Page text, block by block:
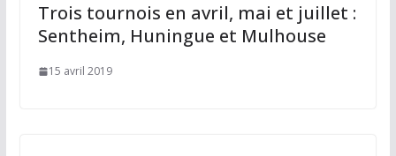
Trois tournois en avril, mai et juillet :
Sentheim, Huningue et Mulhouse
15 avril 2019